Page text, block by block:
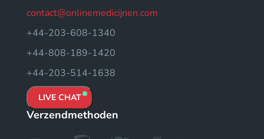
contact@onlinemedicijnen.com
+44-203-608-1340
+44-808-189-1420
+44-203-514-1638
LIVE CHAT
Verzendmethoden